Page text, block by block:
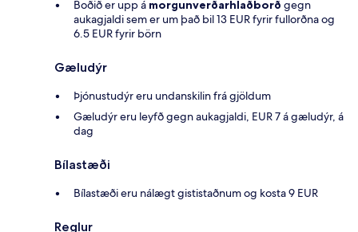
Boðið er upp á morgunverðarhlaðborð gegn
aukagjaldi sem er um það bil 13 EUR fyrir fullorðna og
6.5 EUR fyrir börn
Gæludýr
Þjónustudýr eru undanskilin frá gjöldum
Gæludýr eru leyfð gegn aukagjaldi, EUR 7 á gæludýr, á
dag
Bílastæði
Bílastæði eru nálægt gististaðnum og kosta 9 EUR
Reglur